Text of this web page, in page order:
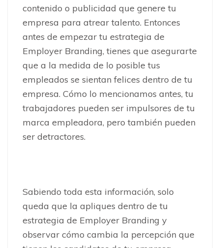
contenido o publicidad que genere tu
empresa para atrear talento. Entonces
antes de empezar tu estrategia de
Employer Branding, tienes que asegurarte
que a la medida de lo posible tus
empleados se sientan felices dentro de tu
empresa. Cómo lo mencionamos antes, tu
trabajadores pueden ser impulsores de tu
marca empleadora, pero también pueden
ser detractores.
Sabiendo toda esta información, solo
queda que la apliques dentro de tu
estrategia de Employer Branding y
observar cómo cambia la percepción que